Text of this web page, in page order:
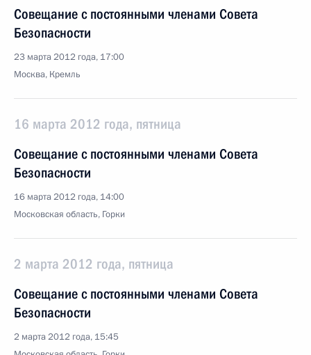
Совещание с постоянными членами Совета
Безопасности
23 марта 2012 года, 17:00
Москва, Кремль
16 марта 2012 года, пятница
Совещание с постоянными членами Совета
Безопасности
16 марта 2012 года, 14:00
Московская область, Горки
2 марта 2012 года, пятница
Совещание с постоянными членами Совета
Безопасности
2 марта 2012 года, 15:45